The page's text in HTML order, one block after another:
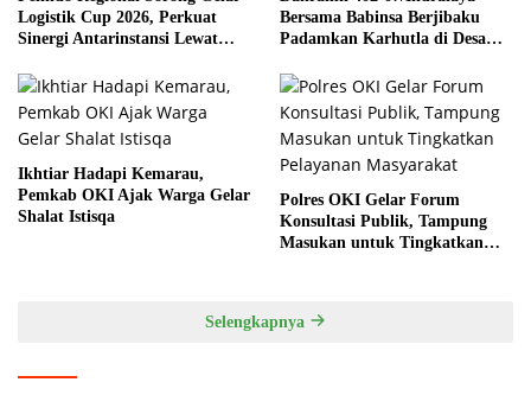
Logistik Cup 2026, Perkuat
Sinergi Antarinstansi Lewat
Bersama Babinsa Berjibaku
Padamkan Karhutla di Desa
Ikhtiar Hadapi Kemarau,
Pemkab OKI Ajak Warga Gelar
Shalat Istisqa
Polres OKI Gelar Forum
Konsultasi Publik, Tampung
Masukan untuk Tingkatkan
Selengkapnya